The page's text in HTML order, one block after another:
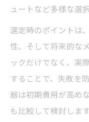
ュートなど多様な選
選定時のポイントは
性、そして将来的な
ックだけでなく、実
することで、失敗を
器は初期費用が高め
も比較して検討します